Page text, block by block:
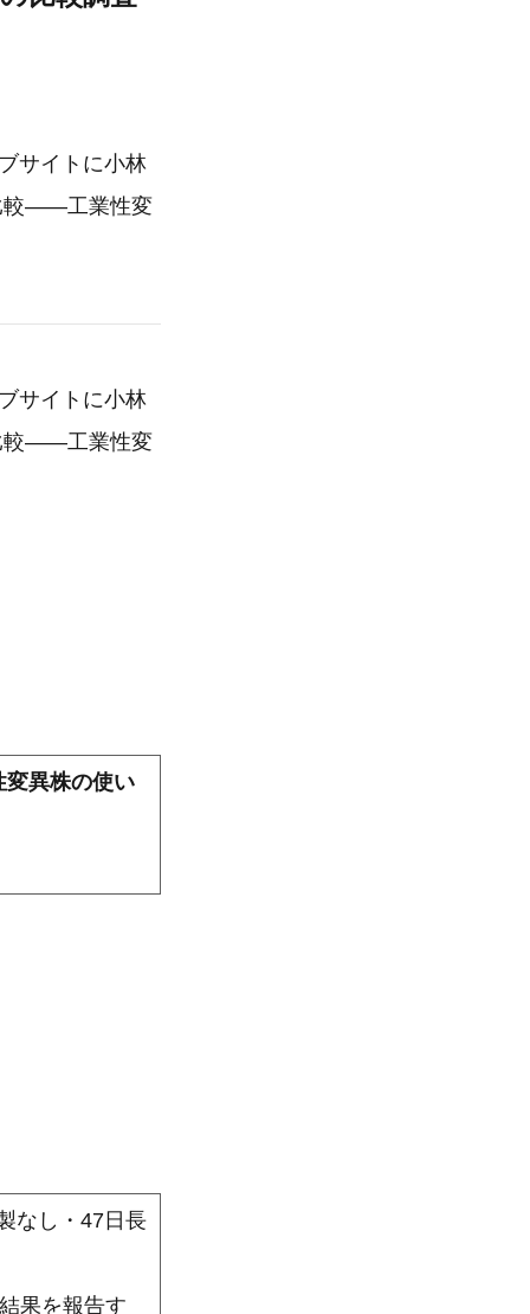
サイトに小林
較——工業性変
サイトに小林
較——工業性変
異株の使い
なし・47日長
果を報告す